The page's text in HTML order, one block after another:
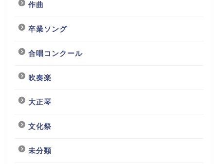
作曲
卒業ソング
合唱コンクール
吹奏楽
大正琴
文化祭
未分類